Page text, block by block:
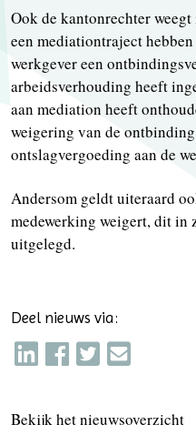
Ook de kantonrechter
een mediationtraject
werkgever een
arbeidsverhouding heeft
aan mediation heeft
weigering van de
ontslagvergoeding aan de
Andersom geldt uiteraard
medewerking weigert, dit in
uitgelegd.
Deel nieuws via:
Bekijk het nieuwsoverzicht